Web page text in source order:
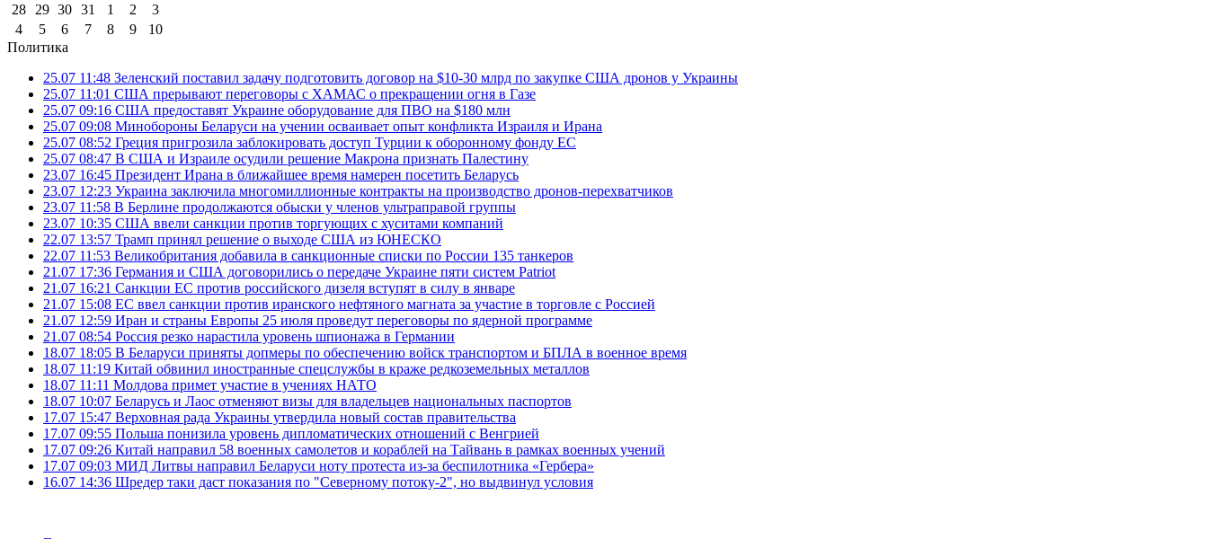
28
29 30 31 1 2
3
4
5 6 7 8 9
10
Политика
25.07 11:48 Зеленский поставил задачу подготовить договор на $10-30 млрд по закупке США дронов у Украины
25.07 11:01 США прерывают переговоры с ХАМАС о прекращении огня в Газе
25.07 09:16 США предоставят Украине оборудование для ПВО на $180 млн
25.07 09:08 Минобороны Беларуси на учении осваивает опыт конфликта Израиля и Ирана
25.07 08:52 Греция пригрозила заблокировать доступ Турции к оборонному фонду ЕС
25.07 08:47 В США и Израиле осудили решение Макрона признать Палестину
23.07 16:45 Президент Ирана в ближайшее время намерен посетить Беларусь
23.07 12:23 Украина заключила многомиллионные контракты на производство дронов-перехватчиков
23.07 11:58 В Берлине продолжаются обыски у членов ультраправой группы
23.07 10:35 США ввели санкции против торгующих с хуситами компаний
22.07 13:57 Трамп принял решение о выходе США из ЮНЕСКО
22.07 11:53 Великобритания добавила в санкционные списки по России 135 танкеров
21.07 17:36 Германия и США договорились о передаче Украине пяти систем Patriot
21.07 16:21 Санкции ЕС против российского дизеля вступят в силу в январе
21.07 15:08 ЕС ввел санкции против иранского нефтяного магната за участие в торговле с Россией
21.07 12:59 Иран и страны Европы 25 июля проведут переговоры по ядерной программе
21.07 08:54 Россия резко нарастила уровень шпионажа в Германии
18.07 18:05 В Беларуси приняты допмеры по обеспечению войск транспортом и БПЛА в военное время
18.07 11:19 Китай обвинил иностранные спецслужбы в краже редкоземельных металлов
18.07 11:11 Молдова примет участие в учениях НАТО
18.07 10:07 Беларусь и Лаос отменяют визы для владельцев национальных паспортов
17.07 15:47 Верховная рада Украины утвердила новый состав правительства
17.07 09:55 Польша понизила уровень дипломатических отношений с Венгрией
17.07 09:26 Китай направил 58 военных самолетов и кораблей на Тайвань в рамках военных учений
17.07 09:03 МИД Литвы направил Беларуси ноту протеста из-за беспилотника «Гербера»
16.07 14:36 Шредер таки даст показания по "Северному потоку-2", но выдвинул условия